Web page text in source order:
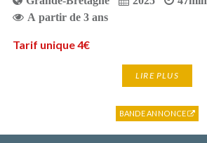
A partir de 3 ans
Tarif unique 4€
LIRE PLUS
BANDE ANNONCE